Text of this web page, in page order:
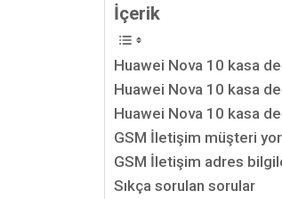
İçerik
Huawei Nova 10 kasa
Huawei Nova 10 kasa
Huawei Nova 10 kasa
GSM İletişim müşteri
GSM İletişim adres
Sıkça sorulan sorular